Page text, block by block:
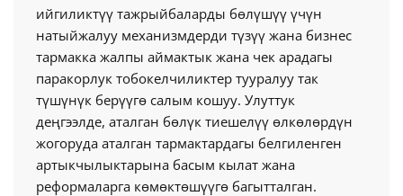
ийгиликтүү тажрыйбаларды бөлүшүү үчүн
натыйжалуу механизмдерди түзүү жана бизнес
тармакка жалпы аймактык жана чек арадагы
паракорлук тобокелчиликтер тууралуу так
түшүнүк берүүгө салым кошуу. Улуттук
деңгээлде, аталган бөлүк тиешелүү өлкөлөрдүн
жогоруда аталган тармактардагы белгиленген
артыкчылыктарына басым кылат жана
реформаларга көмөктөшүүгө багытталган.